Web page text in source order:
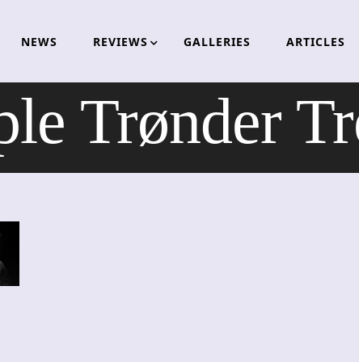
NEWS REVIEWS GALLERIES ARTICLES
Trønder